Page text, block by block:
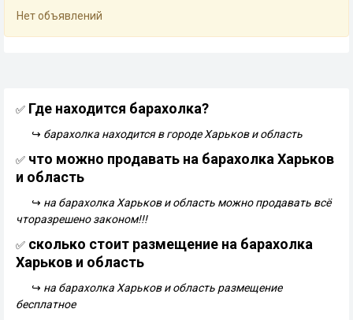
Нет объявлений
✅ Где находится барахолка?
↪ барахолка находится в городе Харьков и область
✅ что можно продавать на барахолка Харьков
и область
↪ на барахолка Харьков и область можно продавать всё
чторазрешено законом!!!
✅ сколько стоит размещение на барахолка
Харьков и область
↪ на барахолка Харьков и область размещение
бесплатное